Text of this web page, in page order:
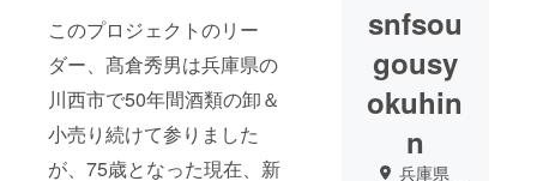
このプロジェクトのリー
ダー、髙倉秀男は兵庫県の
川西市で50年間酒類の卸＆
小売り続けて参りました
が、75歳となった現在、新
snfsou
gousy
okuhin
n
兵庫県